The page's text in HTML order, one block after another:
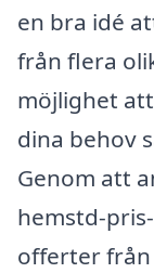
en bra idé
från flera
möjlighet
dina behov
Genom att
hemstd-
offerter